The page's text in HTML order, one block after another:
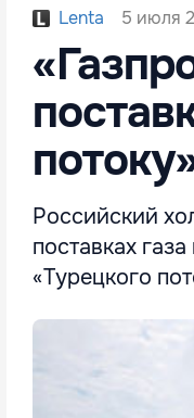
Lenta 5 июля
Российский
поставках
«Турецкого